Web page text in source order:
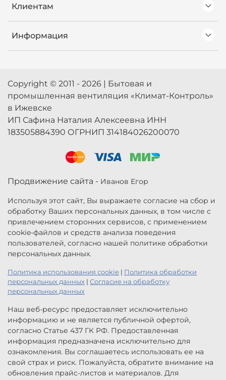
Клиентам
Информация
Copyright © 2011 - 2026 | Бытовая и
промышленная вентиляция «Климат-Контроль»
в Ижевске
ИП Сафина Наталия Алексеевна ИНН
183505884390 ОГРНИП 314184026200070
Продвижение сайта - Иванов Егор
Используя этот сайт, Вы выражаете согласие на сбор и
обработку Ваших персональных данных, в том числе с
привлечением сторонних сервисов, с применением
cookie-файлов и средств анализа поведения
пользователей, согласно нашей политике обработки
персональных данных.
Политика использования cookie | Политика обработки
персональных данных | Согласие на обработку
персональных данных
Наш веб-ресурс предоставляет исключительно
информацию и не является публичной офертой,
согласно Статье 437 ГК РФ. Предоставленная
информация предназначена исключительно для
ознакомления. Вы соглашаетесь использовать ее на
свой страх и риск. Пожалуйста, обратите внимание на
обновления прайс-листов и материалов. Для